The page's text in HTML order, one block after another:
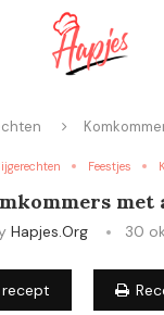
Feestjes
met
Hapjes.org 30
recept